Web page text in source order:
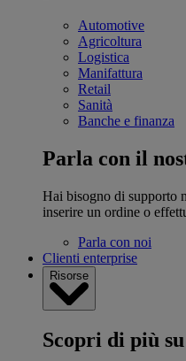
Automotive
Agricoltura
Logistica
Manifattura
Retail
Sanità
Banche e finanza
Parla con il
Hai bisogno di supporto
inserire un ordine o
Parla con noi
Clienti enterprise
Risorse
Scopri di più